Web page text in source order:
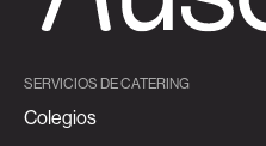
SERVICIOS DE CATERING
Colegios